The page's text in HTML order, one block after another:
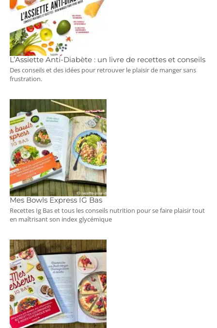
L’Assiette Anti-Diabète : un livre de recettes et conseils
Des conseils et des idées pour retrouver le plaisir de manger sans
frustration.
Mes Bowls Express IG Bas
Recettes Ig Bas et tous les conseils nutrition pour se faire plaisir tout
en maîtrisant son index glycémique